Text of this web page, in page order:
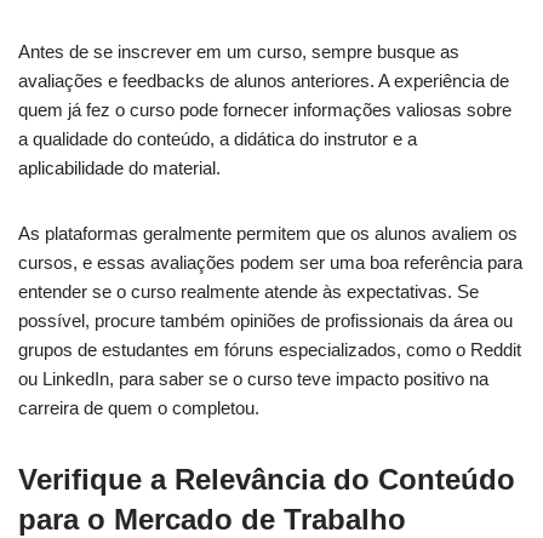
Antes de se inscrever em um curso, sempre busque as
avaliações e feedbacks de alunos anteriores. A experiência de
quem já fez o curso pode fornecer informações valiosas sobre
a qualidade do conteúdo, a didática do instrutor e a
aplicabilidade do material.
As plataformas geralmente permitem que os alunos avaliem os
cursos, e essas avaliações podem ser uma boa referência para
entender se o curso realmente atende às expectativas. Se
possível, procure também opiniões de profissionais da área ou
grupos de estudantes em fóruns especializados, como o Reddit
ou LinkedIn, para saber se o curso teve impacto positivo na
carreira de quem o completou.
Verifique a Relevância do Conteúdo
para o Mercado de Trabalho